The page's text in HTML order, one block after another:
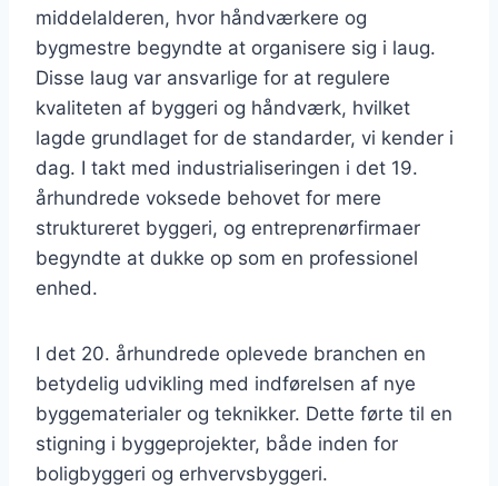
middelalderen, hvor håndværkere og
bygmestre begyndte at organisere sig i laug.
Disse laug var ansvarlige for at regulere
kvaliteten af byggeri og håndværk, hvilket
lagde grundlaget for de standarder, vi kender i
dag. I takt med industrialiseringen i det 19.
århundrede voksede behovet for mere
struktureret byggeri, og entreprenørfirmaer
begyndte at dukke op som en professionel
enhed.
I det 20. århundrede oplevede branchen en
betydelig udvikling med indførelsen af nye
byggematerialer og teknikker. Dette førte til en
stigning i byggeprojekter, både inden for
boligbyggeri og erhvervsbyggeri.